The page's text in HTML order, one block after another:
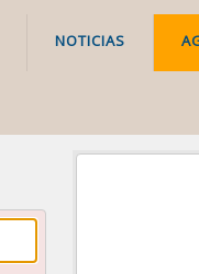
NOTICIAS